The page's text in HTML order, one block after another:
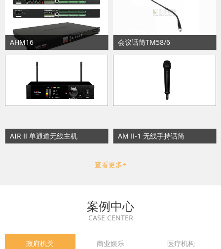
AHM16 会议话筒TM58/6
AIR Ⅱ 单通道无线主机 AM Ⅱ-1 无线手持话筒
查看更多+
案例中心
CASE CENTER
政府机关 商业娱乐 医疗机构